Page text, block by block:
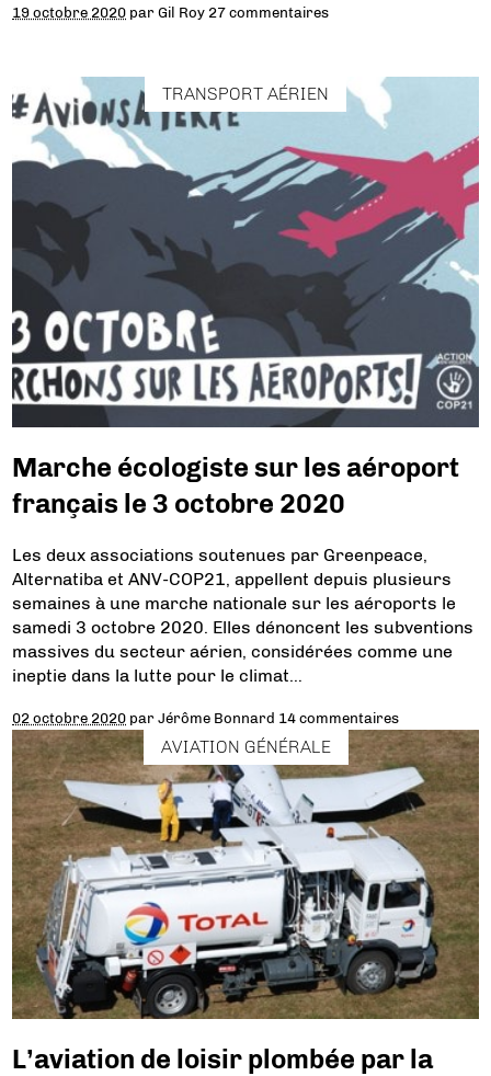
19 octobre 2020 parGil Roy 27 commentaires
TRANSPORT AÉRIEN
Marche écologiste sur les aéroport
français le 3 octobre 2020
Les deux associations soutenues par Greenpeace,
Alternatiba et ANV-COP21, appellent depuis plusieurs
semaines à une marche nationale sur les aéroports le
samedi 3 octobre 2020. Elles dénoncent les subventions
massives du secteur aérien, considérées comme une
ineptie dans la lutte pour le climat…
02 octobre 2020 parJérôme Bonnard 14 commentaires
AVIATION GÉNÉRALE
L’aviation de loisir plombée par la